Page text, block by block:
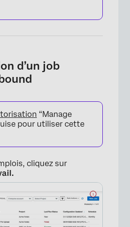
d’un job
“Manage
pour utiliser cette
cliquez sur